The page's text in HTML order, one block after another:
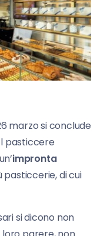
marzo si conclude
pasticcere
impronta
di cui
si dicono non